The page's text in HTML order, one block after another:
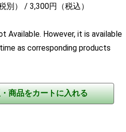
税別） / 3,300円（税込）
Available. However, it is available
as corresponding products